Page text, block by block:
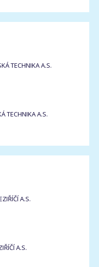
TECHNIKA A.S.
A.S.